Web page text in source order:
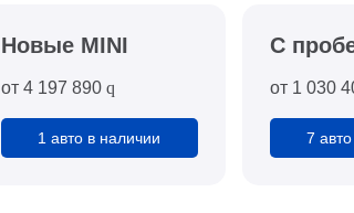
Новые MINI
от 4 197 890 q
1 авто в наличии
C
от 1 030
7